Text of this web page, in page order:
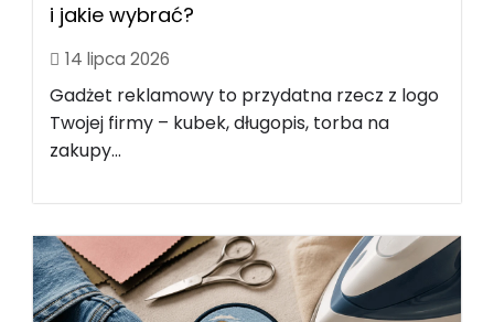
i jakie wybrać?
14 lipca 2026
Gadżet reklamowy to przydatna rzecz z logo
Twojej firmy – kubek, długopis, torba na
zakupy...